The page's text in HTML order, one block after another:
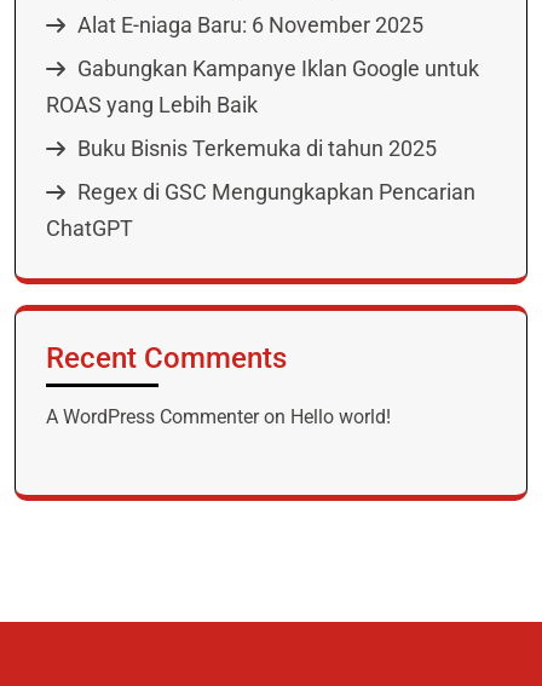
Alat E-niaga Baru: 6 November 2025
Gabungkan Kampanye Iklan Google untuk
ROAS yang Lebih Baik
Buku Bisnis Terkemuka di tahun 2025
Regex di GSC Mengungkapkan Pencarian
ChatGPT
Recent Comments
A WordPress Commenteron Hello world!